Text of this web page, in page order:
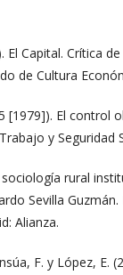
El Capital. Crítica
de Cultura
[1979]). El control
y Seguridad
rural
Sevilla
Alianza.
F. y López, E.